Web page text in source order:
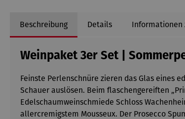
Beschreibung Details Informationen
Weinpaket 3er Set |
Feinste Perlenschnüre zieren das Glas eines
Schauer auslösen. Beim flaschengereiften
Edelschaumweinschmiede Schloss
allercremigstem Mousseux. Der Prosecco